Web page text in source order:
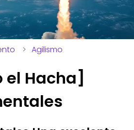
Agilismo
el Hacha]